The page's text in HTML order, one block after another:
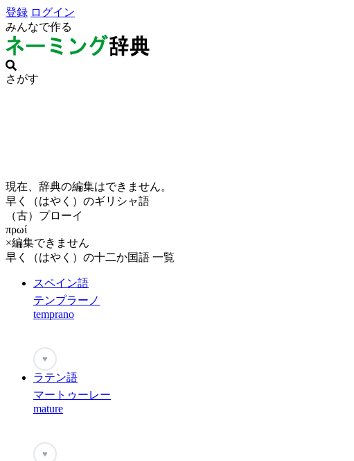
登録 ログイン
みんなで作る
さがす
現在、辞典の編集はできません。
早く（はやく）のギリシャ語
（古）プローイ
πρωί
×編集できません
早く（はやく）の十二か国語 一覧
スペイン語
テンプラーノ
temprano
♥
ラテン語
マートゥーレー
mature
♥